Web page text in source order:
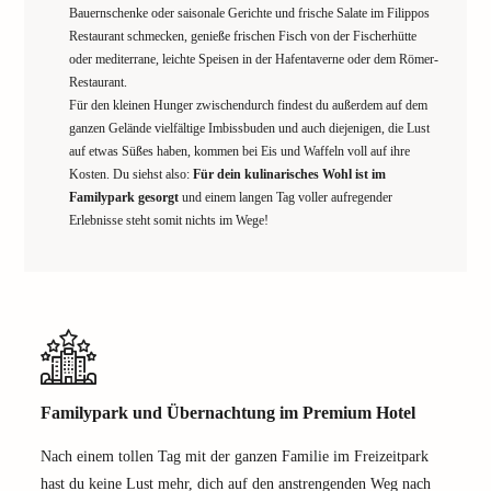
Bauernschenke oder saisonale Gerichte und frische Salate im Filippos
Restaurant schmecken, genieße frischen Fisch von der Fischerhütte
oder mediterrane, leichte Speisen in der Hafentaverne oder dem Römer-
Restaurant.
Für den kleinen Hunger zwischendurch findest du außerdem auf dem
ganzen Gelände vielfältige Imbissbuden und auch diejenigen, die Lust
auf etwas Süßes haben, kommen bei Eis und Waffeln voll auf ihre
Kosten. Du siehst also: Für dein kulinarisches Wohl ist im
Familypark gesorgt und einem langen Tag voller aufregender
Erlebnisse steht somit nichts im Wege!
Familypark und Übernachtung im Premium Hotel
Nach einem tollen Tag mit der ganzen Familie im Freizeitpark
hast du keine Lust mehr, dich auf den anstrengenden Weg nach